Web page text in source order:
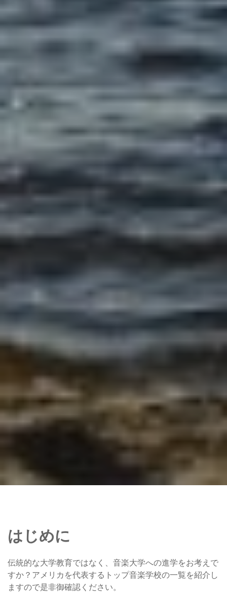
はじめに
伝統的な大学教育ではなく、音楽大学への進学をお考えで
すか？アメリカを代表するトップ音楽学校の一覧を紹介し
ますので是非御確認ください。